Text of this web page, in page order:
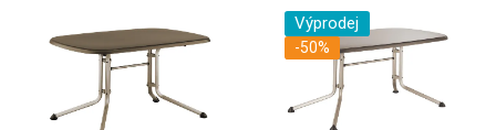
Výprodej
-50%